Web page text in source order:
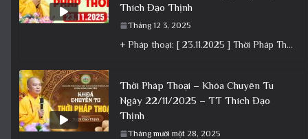
Thích Đạo Thịnh
Tháng 12 3, 2025
+ Pháp thoại: [ 23.11.2025 ] Thời Pháp Thoại – Khóa Chuyên Tu Chùa Khai Nguyên│Thầy Thích Đạo Thịnh +
Thời Pháp Thoại – Khóa Chuyên Tu
Ngày 22/11/2025 – TT Thích Đạo
Thịnh
Tháng mười một 28, 2025